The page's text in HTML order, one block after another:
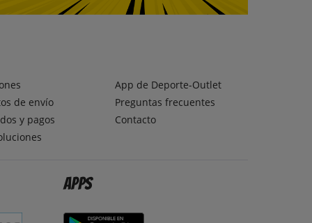
de envío
y pagos
App de Deporte-Outlet
Preguntas frecuentes
Contacto
Apps